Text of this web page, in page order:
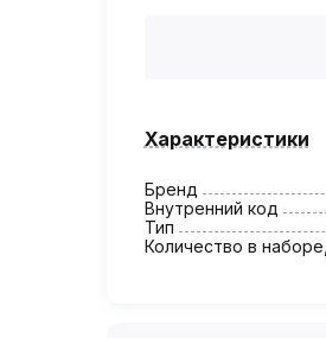
Характеристики
Бренд
Внутренний код
Тип
Количество в